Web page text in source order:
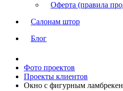
Оферта (правила
Салонам штор
Блог
Фото проектов
Проекты клиентов
Окно с фигурным